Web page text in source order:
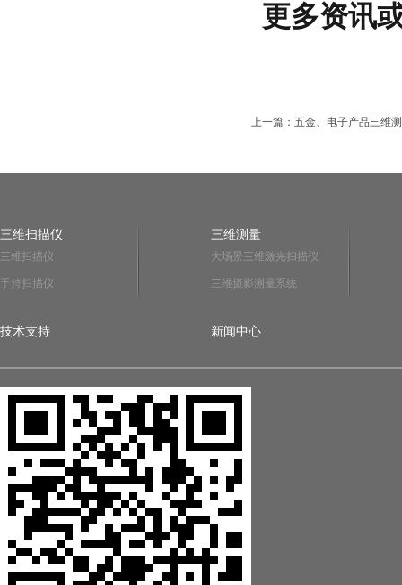
更多资讯
上一篇：五金、电子产品三维
三维扫描仪
三维扫描仪
手持扫描仪
三维测量
大场景三维激光扫描仪
三维摄影测量系统
技术支持 新闻中心